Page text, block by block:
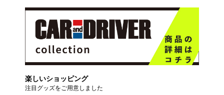
楽しいショッピング
注目グッズをご用意しました